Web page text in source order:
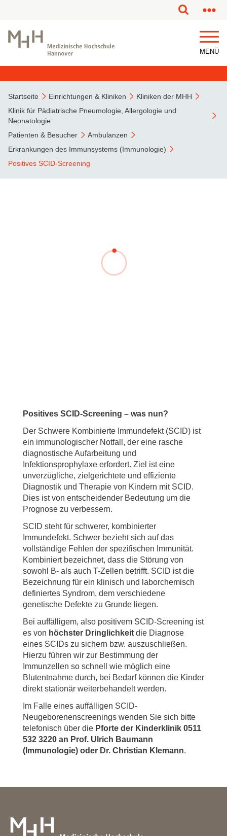
MENÜ
Startseite Einrichtungen & Kliniken
Kliniken der MHH
Klinik für Pädiatrische Pneumologie, Allergologie und
Neonatologie
Patienten & Besucher
Ambulanzen
Erkrankungen des Immunsystems (Immunologie)
Positives SCID-Screening
Positives SCID-Screening – was nun?
Der Schwere Kombinierte Immundefekt (SCID) ist
ein immunologischer Notfall, der eine rasche
diagnostische Aufarbeitung und
Infektionsprophylaxe erfordert. Ziel ist eine
unverzügliche, zielgerichtete und effiziente
Diagnostik und Therapie von Kindern mit SCID.
Dies ist von entscheidender Bedeutung um die
Prognose zu verbessern.
SCID steht für schwerer, kombinierter
Immundefekt. Schwer bezieht sich auf das
vollständige Fehlen der spezifischen Immunität.
Kombiniert bezeichnet, dass die Störung von
sowohl B- als auch T-Zellen betrifft. SCID ist die
Bezeichnung für ein klinisch und laborchemisch
definiertes Syndrom, dem verschiedene
genetische Defekte zu Grunde liegen.
Bei auffälligem, also positivem SCID-Screening ist
es von höchster Dringlichkeit die Diagnose
eines SCIDs zu sichern bzw. auszuschließen.
Hierzu führen wir zur Bestimmung der
Immunzellen so schnell wie möglich eine
Blutentnahme durch, bei Bedarf können die Kinder
direkt stationär weiterbehandelt werden.
Im Falle eines auffälligen SCID-
Neugeborenenscreenings wenden Sie sich bitte
telefonisch über die Pforte der Kinderklinik 0511
532 3220 an Prof. Ulrich Baumann
(Immunologie) oder Dr. Christian Klemann.